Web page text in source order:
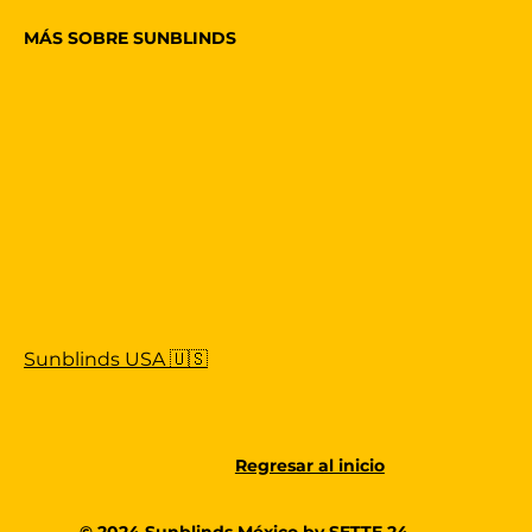
MÁS SOBRE SUNBLINDS
Sunblinds USA 🇺🇸
Regresar al inicio